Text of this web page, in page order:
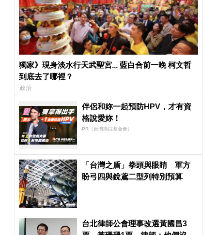
獨家》現身淡水行天武聖宮... 藍白合前一晚 柯文哲
到底去了哪裡？
政治
伴侶和妳一起預防HPV，才有資
格說愛妳！
PR（台灣癌症基金會）
「台灣之盾」拳頭與眼睛 軍方
盼弓四與銳鳶二型列特別預算
台北律師公會理事改選黃國昌3